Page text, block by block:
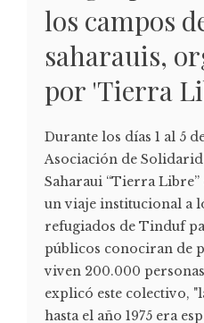
los campos
saharauis,
por 'Tierra
Durante los días 1 al 5
Asociación de
Saharaui “Tierra
un viaje institucional a
refugiados de Tinduf
públicos conociran de
viven 200.000
explicó este colectivo,
hasta el año 1975 era